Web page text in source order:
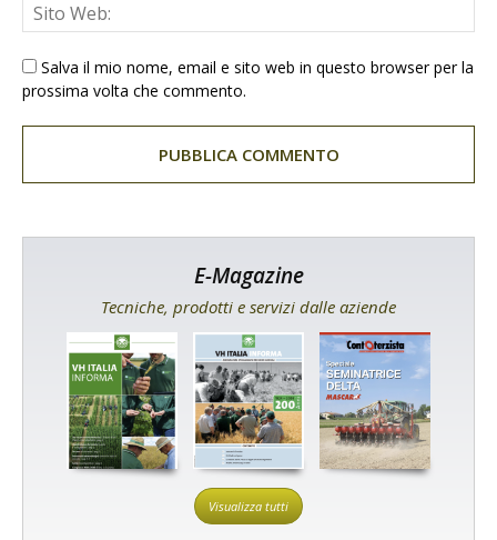
Salva il mio nome, email e sito web in questo browser per la
prossima volta che commento.
E-Magazine
Tecniche, prodotti e servizi dalle aziende
Visualizza tutti